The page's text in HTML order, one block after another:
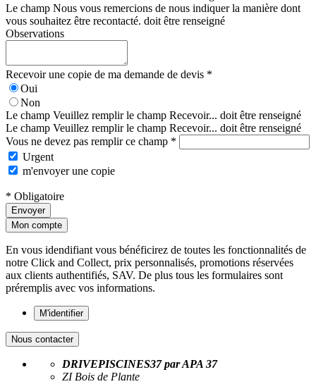
Le champ Nous vous remercions de nous indiquer la manière dont
vous souhaitez être recontacté. doit être renseigné
Observations
Recevoir une copie de ma demande de devis *
Oui
Non
Le champ Veuillez remplir le champ Recevoir... doit être renseigné
Le champ Veuillez remplir le champ Recevoir... doit être renseigné
Vous ne devez pas remplir ce champ *
Urgent
m'envoyer une copie
* Obligatoire
Envoyer
Mon compte
En vous idendifiant vous bénéficirez de toutes les fonctionnalités de
notre Click and Collect, prix personnalisés, promotions réservées
aux clients authentifiés, SAV. De plus tous les formulaires sont
préremplis avec vos informations.
M'identifier
Nous contacter
DRIVEPISCINES37 par APA 37
ZI Bois de Plante